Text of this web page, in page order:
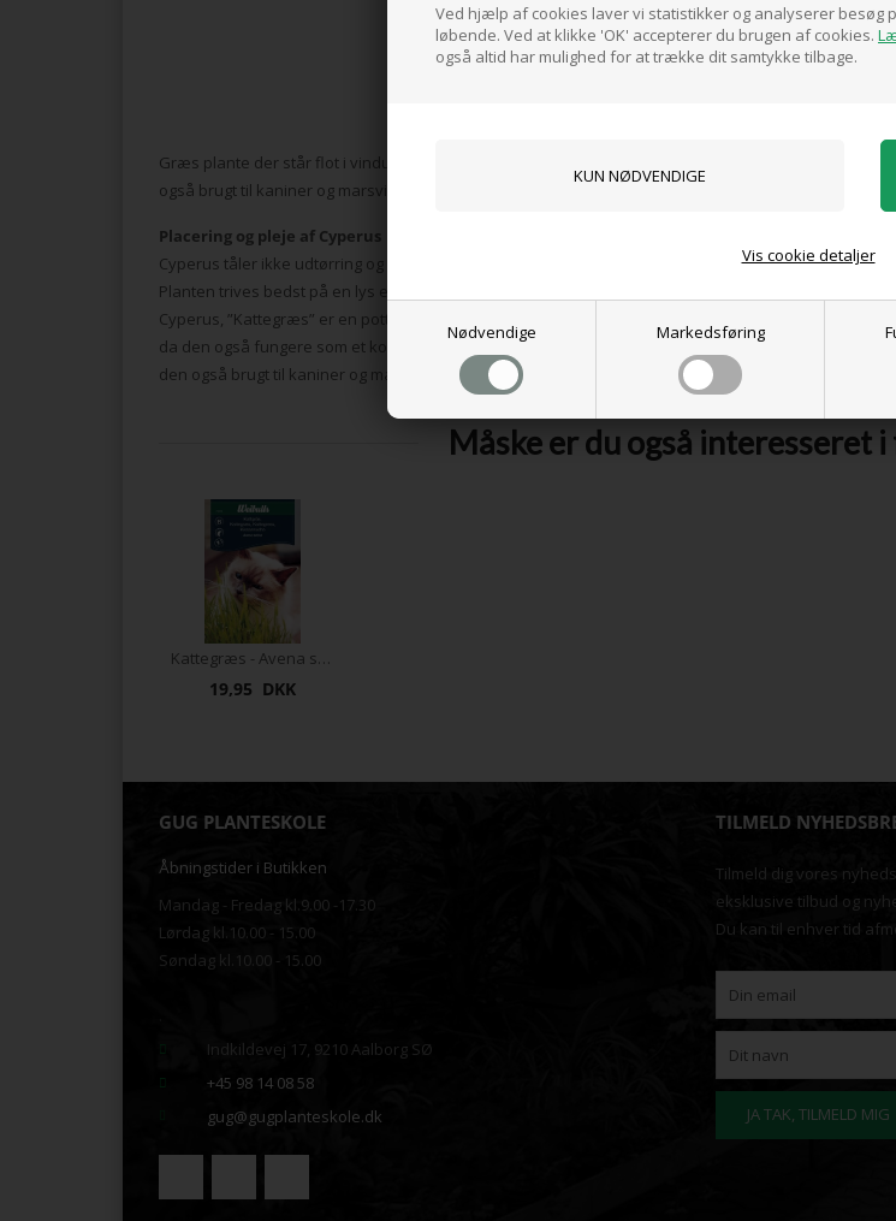
Ved hjælp af cookies laver vi statistikker og analyserer besøg
løbende. Ved at klikke 'OK' accepterer du brugen af cookies.
også altid har mulighed for at trække dit samtykke tilbage.
Nødvendige Markedsføring
Vis cookie detaljer
0 anmeldelser
Græs plante der står flot i vinduet i foråret. Egnet til inde katte de spiser den for at holde
også brugt til kaniner og marsvin.
Placering og pleje af Cyperus
Cyperus tåler ikke udtørring og skal helst have vand hver anden dag, så den beholder sin flotte
Planten trives bedst på en lys eller skygget placering i huset og tåler både høje og lave temperature.
Cyperus, ”Kattegræs” er en potteplante som kan bruges indendørs hele året. Planten er
da den også fungere som et kosttilskud til katte. Cyperus er en græs art, som også bliver kaldt
den også brugt til kaniner og marsvin.
Måske er du også interesseret
Kattegræs - Avena sativa
19,95 DKK
GUG PLANTESKOLE
Åbningstider i Butikken
Mandag - Fredag kl.9.00 -17.30
Lørdag kl.10.00 - 15.00
Søndag kl.10.00 - 15.00
Indkildevej 17, 9210 Aalborg SØ
+45 98 14 08 58
gug@gugplanteskole.dk
TILMELD
Tilmeld dig vores
eksklusive tilbud og
Du kan til enhver tid